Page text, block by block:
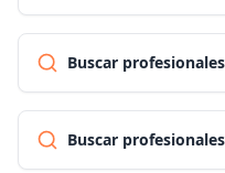
Buscar
Buscar